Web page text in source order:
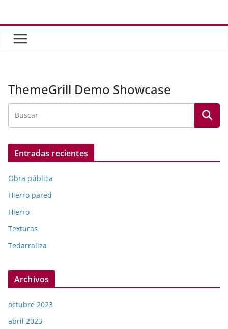
contenido
ThemeGrill Demo Showcase
Entradas recientes
Obra pública
Hierro pared
Hierro
Texturas
Tedarraliza
Archivos
octubre 2023
abril 2023